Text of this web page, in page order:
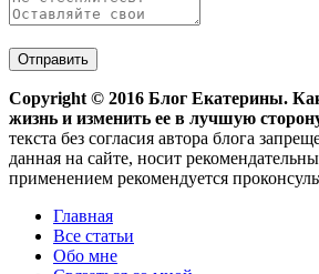
Copyright © 2016 Блог Екатерины.
жизнь и изменить ее в лучшую
текста без согласия автора блога
данная на сайте, носит
применением рекомендуется
Главная
Все статьи
Обо мне